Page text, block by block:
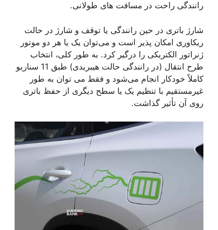
رانندگی راحت در مسافت های طولانی.
شارژ باتری در حین رانندگی یا توقف و شارژ در حالت
ریکاوری امکان پذیر است و می‌توان یک یا هر دو موتور
ژنراتور الکتریکی را درگیر کرد. به طور کلی، انتخاب
طرح انتقال (در رانندگی حالت هیبریدی) طبق 11 سناریو
کاملاً خودکار انجام می‌شود و فقط می توان به طور
غیرمستقیم با تنظیم یک یا سطح دیگری از حفظ باتری
روی آن تأثیر گذاشت.